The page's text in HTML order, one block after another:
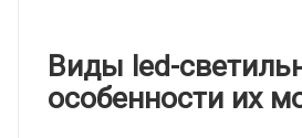
Виды led-
особенности их